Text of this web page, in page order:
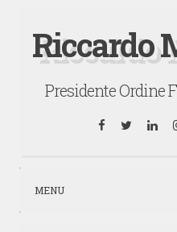
contenuto
Riccardo
Presidente Ordine
Facebook
Twitter
MENU